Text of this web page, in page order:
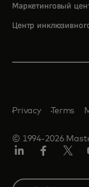
Маркетинговый
Центр
© 1994-2026
Privacy Terms
Select